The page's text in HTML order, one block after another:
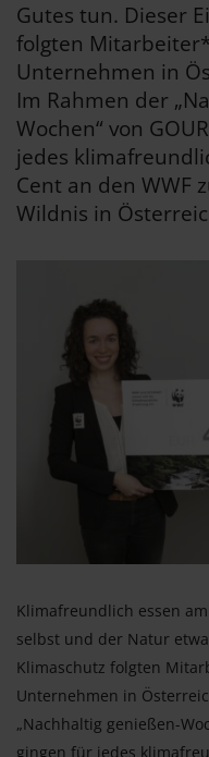
Gutes tun. Dieser
folgten
Unternehmen in
Im Rahmen der
Wochen“ von
jedes
Cent an den WWF
Wildnis in
Klimafreundlich essen
selbst und der Natur
Klimaschutz folgten
Unternehmen in
„Nachhaltig genießen-
gingen für jedes